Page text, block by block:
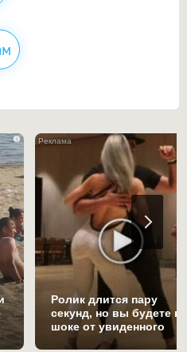
i
Ролик длится пару
секунд, но вы будете в
шоке от увиденного